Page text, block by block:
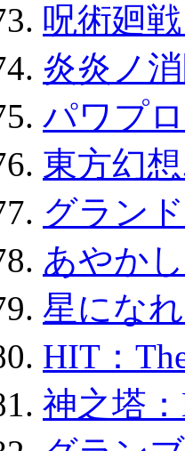
呪術廻
炎炎ノ
パワプ
東方幻
グラン
あやか
星にな
HIT：
神之塔